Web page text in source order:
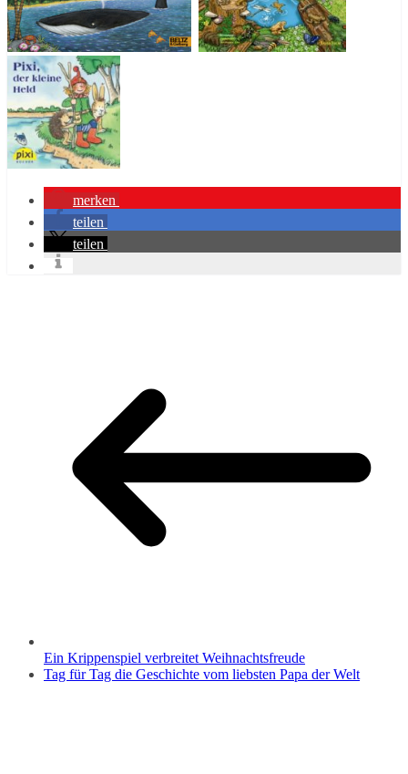
merken
teilen
teilen
Ein Krippenspiel verbreitet Weihnachtsfreude
Tag für Tag die Geschichte vom liebsten Papa der Welt